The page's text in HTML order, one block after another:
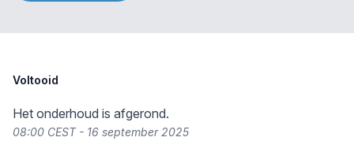
Voltooid
Het onderhoud is afgerond.
08:00 CEST - 16 september 2025